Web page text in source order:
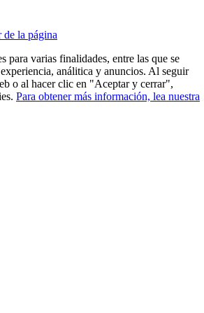
de la página
para varias finalidades, entre las que se
análitica y anuncios. Al seguir
o al hacer clic en "Aceptar y cerrar",
Para obtener más información, lea nuestra